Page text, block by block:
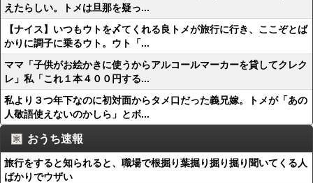
えたらしい。トメは旦那を疑っ...
【ナイス】いつもウトを〆てくれる良トメが旅行に行き、ここぞとば
かりに調子に乗るウト。ウト「...
ママ「子供がお絵かきに使うからアルコールマーカーを貸してクレク
レ」私「これ１本４００円する...
私より３つ年下なのに初対面からタメ口だった義兄嫁。トメが「あの
人敬語使えないのかしら」とボ...
おうち速報
旅行をすると知られると、職場で根掘り葉掘り掘り掘り聞いてくる人
ばかりでウザい